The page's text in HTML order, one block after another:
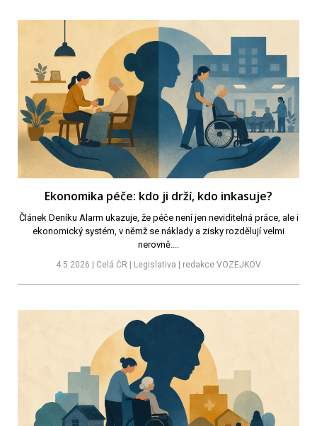
Ekonomika péče: kdo ji drží, kdo inkasuje?
Článek Deníku Alarm ukazuje, že péče není jen neviditelná práce, ale i
ekonomický systém, v němž se náklady a zisky rozdělují velmi
nerovně....
4.5.2026 | Celá ČR | Legislativa | redakce VOZEJKOV